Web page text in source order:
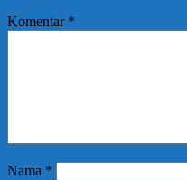
Komentar *
Nama *